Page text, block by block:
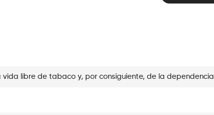
vida libre de tabaco y, por consiguiente, de la